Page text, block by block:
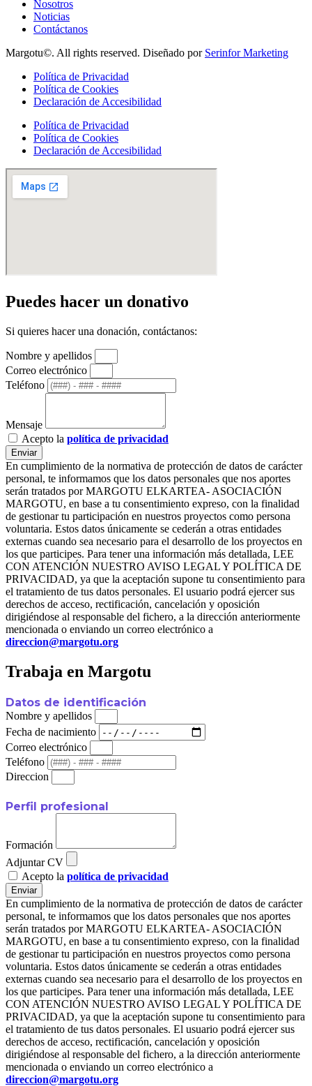
Nosotros
Noticias
Contáctanos
Margotu©. All rights reserved. Diseñado por Serinfor Marketing
Política de Privacidad
Política de Cookies
Declaración de Accesibilidad
Política de Privacidad
Política de Cookies
Declaración de Accesibilidad
Puedes hacer un donativo
Si quieres hacer una donación, contáctanos:
Nombre y apellidos
Correo electrónico
Teléfono
Mensaje
Acepto la política de privacidad
Enviar
En cumplimiento de la normativa de protección de datos de carácter
personal, te informamos que los datos personales que nos aportes
serán tratados por MARGOTU ELKARTEA- ASOCIACIÓN
MARGOTU, en base a tu consentimiento expreso, con la finalidad
de gestionar tu participación en nuestros proyectos como persona
voluntaria. Estos datos únicamente se cederán a otras entidades
externas cuando sea necesario para el desarrollo de los proyectos en
los que participes. Para tener una información más detallada, LEE
CON ATENCIÓN NUESTRO AVISO LEGAL Y POLÍTICA DE
PRIVACIDAD, ya que la aceptación supone tu consentimiento para
el tratamiento de tus datos personales. El usuario podrá ejercer sus
derechos de acceso, rectificación, cancelación y oposición
dirigiéndose al responsable del fichero, a la dirección anteriormente
mencionada o enviando un correo electrónico a
direccion@margotu.org
Trabaja en Margotu
Datos de identificación
Nombre y apellidos
Fecha de nacimiento
Correo electrónico
Teléfono
Direccion
Perfil profesional
Formación
Adjuntar CV
Acepto la política de privacidad
Enviar
En cumplimiento de la normativa de protección de datos de carácter
personal, te informamos que los datos personales que nos aportes
serán tratados por MARGOTU ELKARTEA- ASOCIACIÓN
MARGOTU, en base a tu consentimiento expreso, con la finalidad
de gestionar tu participación en nuestros proyectos como persona
voluntaria. Estos datos únicamente se cederán a otras entidades
externas cuando sea necesario para el desarrollo de los proyectos en
los que participes. Para tener una información más detallada, LEE
CON ATENCIÓN NUESTRO AVISO LEGAL Y POLÍTICA DE
PRIVACIDAD, ya que la aceptación supone tu consentimiento para
el tratamiento de tus datos personales. El usuario podrá ejercer sus
derechos de acceso, rectificación, cancelación y oposición
dirigiéndose al responsable del fichero, a la dirección anteriormente
mencionada o enviando un correo electrónico a
direccion@margotu.org